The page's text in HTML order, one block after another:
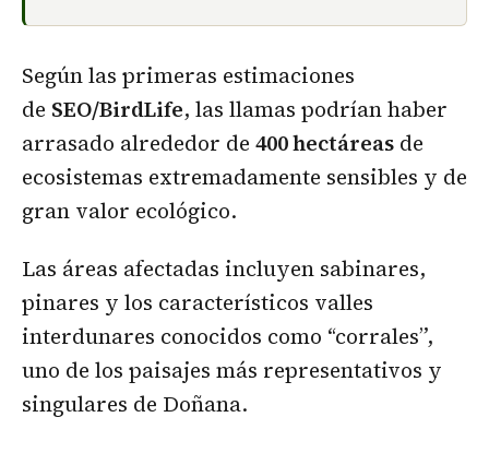
Según las primeras estimaciones
de SEO/BirdLife, las llamas podrían haber
arrasado alrededor de 400 hectáreas de
ecosistemas extremadamente sensibles y de
gran valor ecológico.
Las áreas afectadas incluyen sabinares,
pinares y los característicos valles
interdunares conocidos como “corrales”,
uno de los paisajes más representativos y
singulares de Doñana.